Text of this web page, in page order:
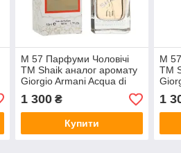
M 57 Парфуми Чоловічі
ТМ Shaik аналог аромату
Giorgio Armani Acqua di
Gio Pour Homme 50 ml
1 300₴
Купити
M
ТМ
Gio
1